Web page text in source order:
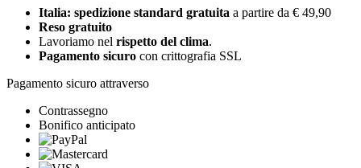
Italia: spedizione standard gratuita a partire da € 49,90
Reso gratuito
Lavoriamo nel rispetto del clima.
Pagamento sicuro con crittografia SSL
Pagamento sicuro attraverso
Contrassegno
Bonifico anticipato